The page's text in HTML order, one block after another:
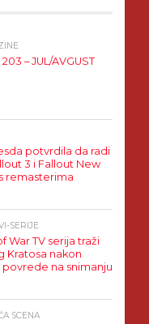
203 – JUL/AVGUST
potvrdila da radi
3 i Fallout New
remasterima
SERIJE
War TV serija traži
Kratosa nakon
na snimanju
SCENA